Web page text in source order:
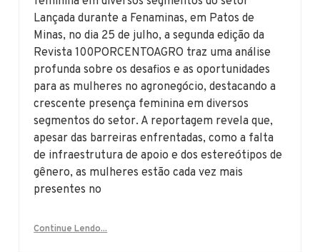
Lançada durante a Fenaminas, em Patos de
Minas, no dia 25 de julho, a segunda edição da
Revista 100PORCENTOAGRO traz uma análise
profunda sobre os desafios e as oportunidades
para as mulheres no agronegócio, destacando a
crescente presença feminina em diversos
segmentos do setor. A reportagem revela que,
apesar das barreiras enfrentadas, como a falta
de infraestrutura de apoio e dos estereótipos de
gênero, as mulheres estão cada vez mais
presentes no
Continue Lendo...